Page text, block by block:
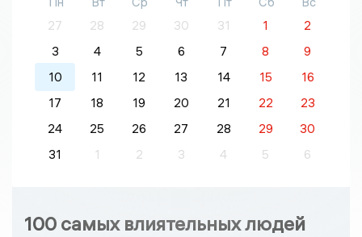
27
28 29 30 31 1
2
3
4 5 6 7 8
9
10
11 12 13 14 15
16
17
18 19 20 21 22
23
24
25 26 27 28 29
30
31
1 2 3 4 5 6
100 самых влиятельных людей